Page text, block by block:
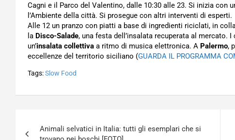
Cagni e il Parco del Valentino, dalle 10:30 alle 23. Si inizia con
l’Ambiente della città. Si prosegue con altri interventi di esperti.
Alle 12 un pranzo con piatti a base di ingredienti riciclati, in
la Disco-Salade, una festa dell’insalata recuperata al mercato.
un’insalata collettiva a ritmo di musica elettronica. A Palermo,
eccellenze del territorio siciliano (GUARDA IL PROGRAMMA
Tags:Slow Food
Animali selvatici in Italia: tutti gli esemplari che si